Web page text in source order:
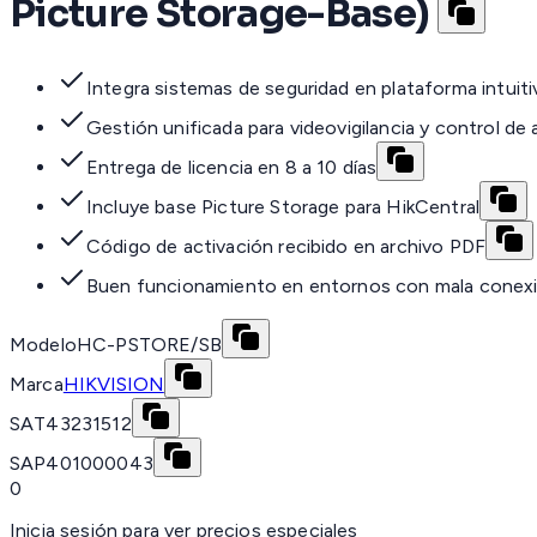
Picture Storage-Base)
Integra sistemas de seguridad en plataforma
Gestión unificada para videovigilancia y control de
Entrega de licencia en 8 a 10 días
Incluye base Picture Storage para HikCentral
Código de activación recibido en archivo PDF
Buen funcionamiento en entornos con mala
ModeloHC-PSTORE/SB
MarcaHIKVISION
SAT43231512
SAP401000043
0
Inicia sesión para ver precios especiales